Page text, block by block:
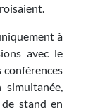
à
avec le
conférences
stand en